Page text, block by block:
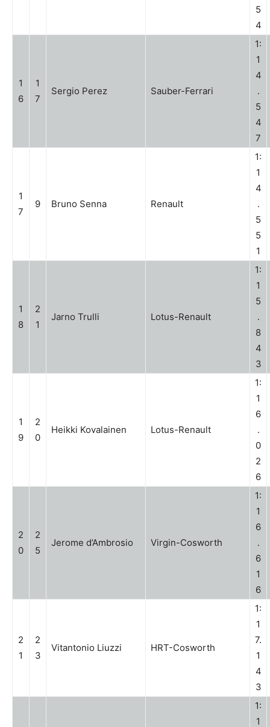
5
4
1
6
1
7
Sergio Perez Sauber-Ferrari
1:
1
4
.
5
4
7
1
7
9 Bruno Senna Renault
1:
1
4
.
5
5
1
1
8
2
1
Jarno Trulli Lotus-Renault
1:
1
5
.
8
4
3
1
9
2
0
Heikki Kovalainen Lotus-Renault
1:
1
6
.
0
2
6
2
0
2
5
Jerome d’Ambrosio Virgin-Cosworth
1:
1
6
.
6
1
6
2
1
2
3
Vitantonio Liuzzi HRT-Cosworth
1:
1
7.
1
4
3
1:
1